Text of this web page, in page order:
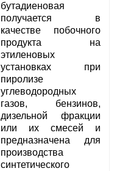
бутадиеновая
получается в
качестве побочного
продукта на
этиленовых
установках при
пиролизе
углеводородных
газов, бензинов,
дизельной фракции
или их смесей и
предназначена для
производства
синтетического